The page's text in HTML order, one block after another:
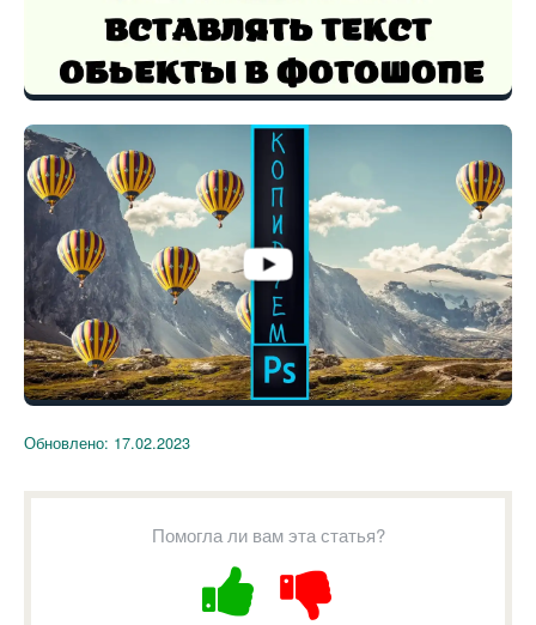
Обновлено: 17.02.2023
Помогла ли вам эта статья?